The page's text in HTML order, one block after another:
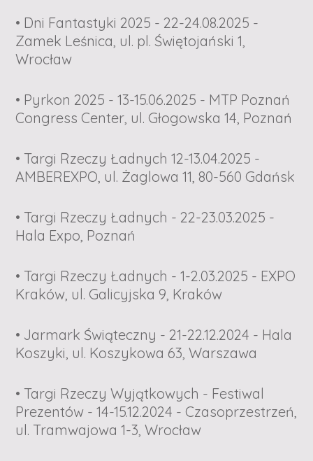
• Dni Fantastyki 2025 - 22-24.08.2025 -
Zamek Leśnica, ul. pl. Świętojański 1,
Wrocław
• Pyrkon 2025 - 13-15.06.2025 - MTP Poznań
Congress Center, ul. Głogowska 14, Poznań
• Targi Rzeczy Ładnych 12-13.04.2025 -
AMBEREXPO, ul. Żaglowa 11, 80-560 Gdańsk
• Targi Rzeczy Ładnych - 22-23.03.2025 -
Hala Expo, Poznań
• Targi Rzeczy Ładnych - 1-2.03.2025 - EXPO
Kraków, ul. Galicyjska 9, Kraków
• Jarmark Świąteczny - 21-22.12.2024 - Hala
Koszyki, ul. Koszykowa 63, Warszawa
• Targi Rzeczy Wyjątkowych - Festiwal
Prezentów - 14-15.12.2024 - Czasoprzestrzeń,
ul. Tramwajowa 1-3, Wrocław